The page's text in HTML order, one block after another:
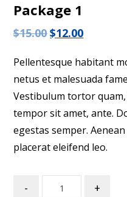
Package 1
$15.00 $12.00
Pellentesque habitant
netus et malesuada
Vestibulum tortor
tempor sit amet, ante.
egestas semper.
placerat eleifend leo.
- +